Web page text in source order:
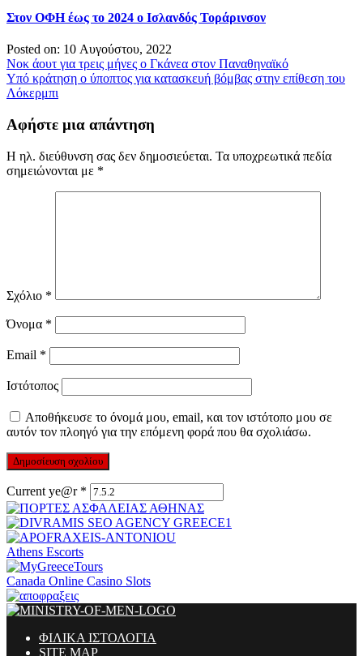
Στον ΟΦΗ έως το 2024 ο Ισλανδός Τοράρινσον
Posted on: 10 Αυγούστου, 2022
Πλοήγηση
άρθρων
Νοκ άουτ για τρεις μήνες ο Γκάνεα στον Παναθηναϊκό
Υπό κράτηση ο ύποπτος για κατασκευή βόμβας στην επίθεση του
Λόκερμπι
Αφήστε μια απάντηση
Η ηλ. διεύθυνση σας δεν δημοσιεύεται. Τα υποχρεωτικά πεδία
σημειώνονται με *
Σχόλιο *
Όνομα *
Email *
Ιστότοπος
Αποθήκευσε το όνομά μου, email, και τον ιστότοπο μου σε
αυτόν τον πλοηγό για την επόμενη φορά που θα σχολιάσω.
Current ye@r *
Athens Escorts
Canada Online Casino Slots
ΦΙΛΙΚΑ ΙΣΤΟΛΟΓΙΑ
SITE MAP